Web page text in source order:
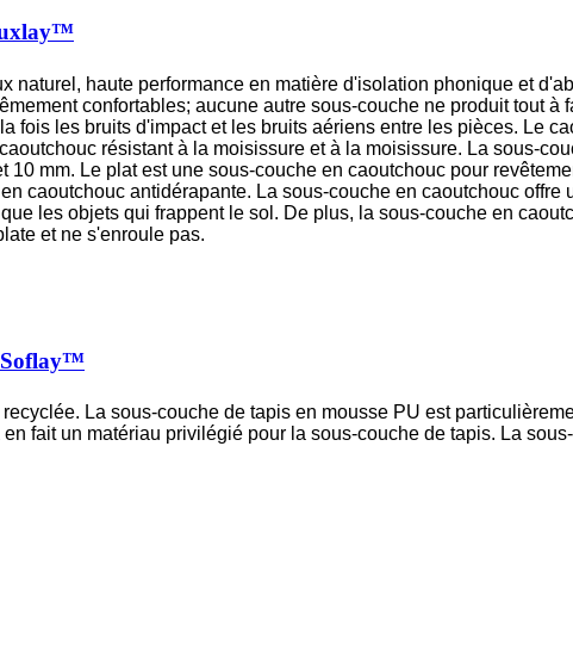
naturel, haute performance en matière d'isolation phonique et
confortables; aucune autre sous-couche ne produit tout
fois les bruits d'impact et les bruits aériens entre les pièces. Le
résistant à la moisissure et à la moisissure. La sous-
10 mm. Le plat est une sous-couche en caoutchouc pour
caoutchouc antidérapante. La sous-couche en caoutchouc
les objets qui frappent le sol. De plus, la sous-couche en
et ne s'enroule pas.
Soflay™
La sous-couche de tapis en mousse PU est
fait un matériau privilégié pour la sous-couche de tapis. La